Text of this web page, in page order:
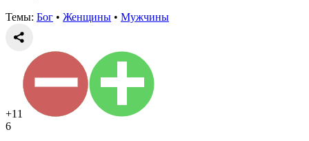
Темы: Бог • Женщины • Мужчины
+11
6